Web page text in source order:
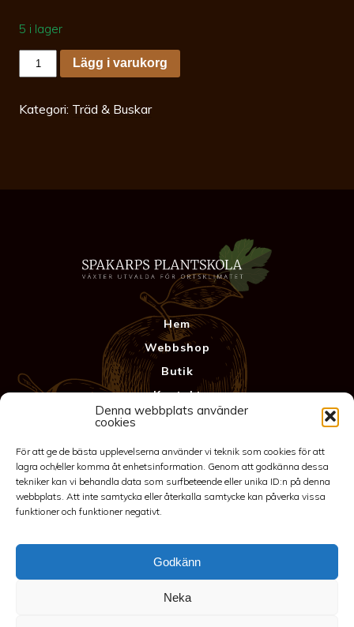
Denna webbplats använder
cookies
För att ge de bästa upplevelserna använder vi teknik som cookies för att
lagra och/eller komma åt enhetsinformation. Genom att godkänna dessa
tekniker kan vi behandla data som surfbeteende eller unika ID:n på denna
webbplats. Att inte samtycka eller återkalla samtycke kan påverka vissa
funktioner och funktioner negativt.
Godkänn
Neka
5 i lager
Amaelanchier
alnifolia
c3,5
mängd
Lägg i varukorg
Kategori: Träd & Buskar
Hem
Webbshop
Butik
Kontakt
Anläggning
Integritetspolicy